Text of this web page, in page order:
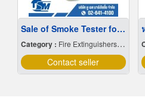
Sale of Smoke Tester for Smoke Detectors
Category : Fire Extinguishers & Equipment
Contact seller